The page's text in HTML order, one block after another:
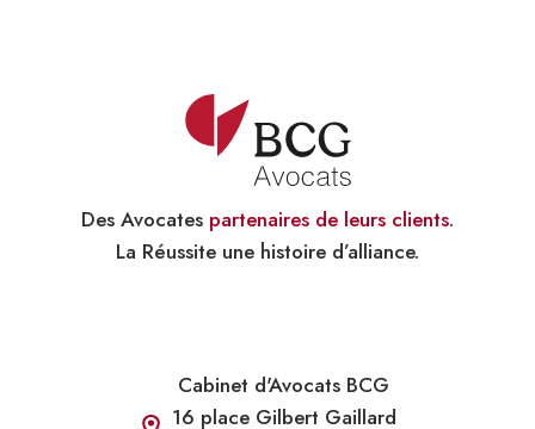
Des Avocates partenaires de leurs clients.
La Réussite une histoire d’alliance.
Cabinet d'Avocats BCG
16 place Gilbert Gaillard